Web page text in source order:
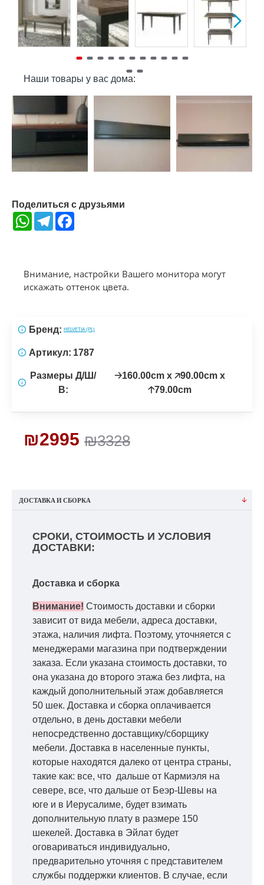
Наши товары у вас дома:
Поделиться с друзьями
WhatsAppTelegram
Внимание, настройки Вашего монитора могут
искажать оттенок цвета.
₪3328
₪2995
Бренд: HELVETIA (PL)
Артикул: 1787
Размеры Д/Ш/
В:
🡢160.00cm x 🡥90.00cm x
🡡79.00cm
ДОСТАВКА И СБОРКА
СРОКИ, СТОИМОСТЬ И УСЛОВИЯ
ДОСТАВКИ:
Доставка и сборка
Внимание! Стоимость доставки и сборки
зависит от вида мебели, адреса доставки,
этажа, наличия лифта. Поэтому, уточняется с
менеджерами магазина при подтверждении
заказа. Если указана стоимость доставки, то
она указана до второго этажа без лифта, на
каждый дополнительный этаж добавляется
50 шек. Доставка и сборка оплачивается
отдельно, в день доставки мебели
непосредственно доставщику/сборщику
мебели. Доставка в населенные пункты,
которые находятся далеко от центра страны,
такие как: все, что дальше от Кармиэля на
севере, все, что дальше от Беэр-Шевы на
юге и в Иерусалиме, будет взимать
дополнительную плату в размере 150
шекелей. Доставка в Эйлат будет
оговариваться индивидуально,
предварительно уточняя с представителем
службы поддержки клиентов. В случае, если